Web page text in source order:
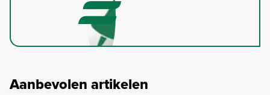
Aanbevolen artikelen